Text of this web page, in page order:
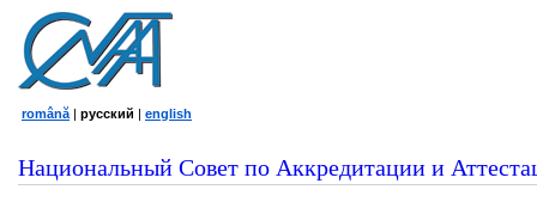
română | русский | english
Национальный Совет по Аккредитации и